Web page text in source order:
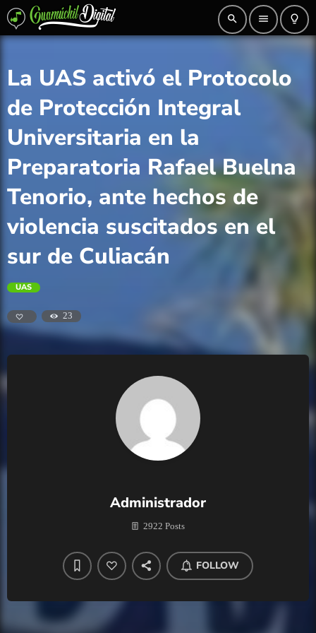
search menu lightbulb_outline
La UAS activó el Protocolo
de Protección Integral
Universitaria en la
Preparatoria Rafael Buelna
Tenorio, ante hechos de
violencia suscitados en el
sur de Culiacán
UAS
23
Administrador
2922 Posts
FOLLOW